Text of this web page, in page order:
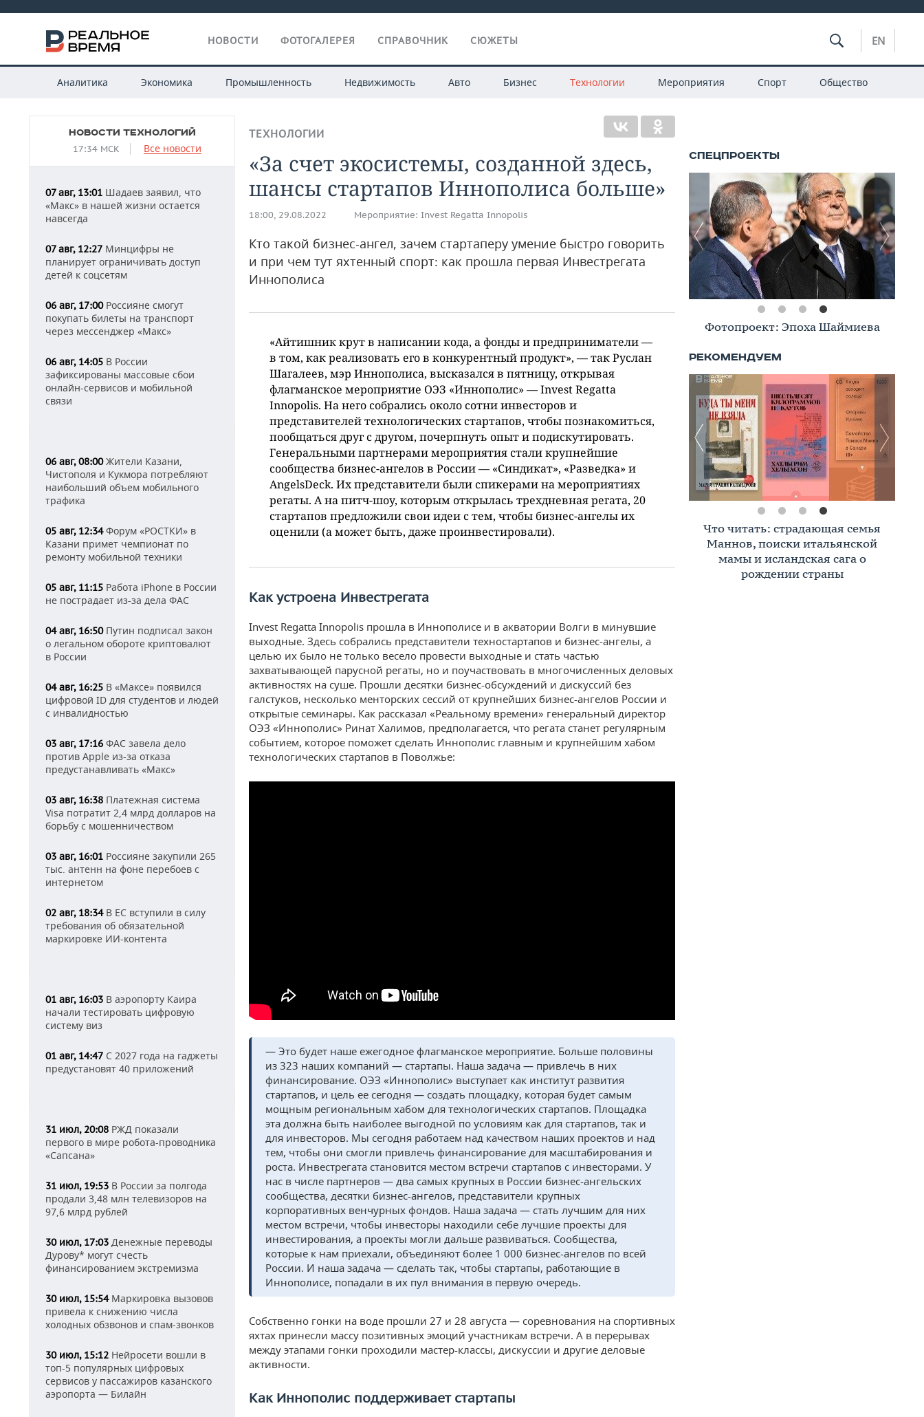
НОВОСТИ ФОТОГАЛЕРЕЯ СПРАВОЧНИК СЮЖЕТЫ EN
Аналитика Экономика Промышленность Недвижимость Авто Бизнес Технологии Мероприятия Спорт Общество
НОВОСТИ ТЕХНОЛОГИЙ
17:34 МСК Все новости
07 авг, 13:01 Шадаев заявил, что
«Макс» в нашей жизни остается
навсегда
07 авг, 12:27 Минцифры не
планирует ограничивать доступ
детей к соцсетям
06 авг, 17:00Россияне смогут
покупать билеты на транспорт
через мессенджер «Макс»
06 авг, 14:05 В России
зафиксированы массовые сбои
онлайн-сервисов и мобильной
связи
06 авг, 08:00Жители Казани,
Чистополя и Кукмора потребляют
наибольший объем мобильного
трафика
05 авг, 12:34Форум «РОСТКИ» в
Казани примет чемпионат по
ремонту мобильной техники
05 авг, 11:15 Работа iPhone в России
не пострадает из-за дела ФАС
04 авг, 16:50Путин подписал закон
о легальном обороте криптовалют
в России
04 авг, 16:25 В «Максе» появился
цифровой ID для студентов и людей
с инвалидностью
03 авг, 17:16 ФАС завела дело
против Apple из-за отказа
предустанавливать «Макс»
03 авг, 16:38 Платежная система
Visa потратит 2,4 млрд долларов на
борьбу с мошенничеством
03 авг, 16:01 Россияне закупили 265
тыс. антенн на фоне перебоев с
интернетом
02 авг, 18:34В ЕС вступили в силу
требования об обязательной
маркировке ИИ-контента
01 авг, 16:03 В аэропорту Каира
начали тестировать цифровую
систему виз
01 авг, 14:47 С 2027 года на гаджеты
предустановят 40 приложений
31 июл, 20:08 РЖД показали
первого в мире робота-проводника
«Сапсана»
31 июл, 19:53 В России за полгода
продали 3,48 млн телевизоров на
97,6 млрд рублей
30 июл, 17:03 Денежные переводы
Дурову* могут счесть
финансированием экстремизма
30 июл, 15:54Маркировка вызовов
привела к снижению числа
холодных обзвонов и спам-звонков
30 июл, 15:12 Нейросети вошли в
топ-5 популярных цифровых
сервисов у пассажиров казанского
аэропорта — Билайн
ТЕХНОЛОГИИ
«За счет экосистемы, созданной здесь,
шансы стартапов Иннополиса больше»
18:00, 29.08.2022 Мероприятие: Invest Regatta Innopolis
Кто такой бизнес-ангел, зачем стартаперу умение быстро говорить
и при чем тут яхтенный спорт: как прошла первая Инвестрегата
Иннополиса
«Айтишник крут в написании кода, а фонды и предприниматели —
в том, как реализовать его в конкурентный продукт», — так Руслан
Шагалеев, мэр Иннополиса, высказался в пятницу, открывая
флагманское мероприятие ОЭЗ «Иннополис» — Invest Regatta
Innopolis. На него собрались около сотни инвесторов и
представителей технологических стартапов, чтобы познакомиться,
пообщаться друг с другом, почерпнуть опыт и подискутировать.
Генеральными партнерами мероприятия стали крупнейшие
сообщества бизнес-ангелов в России — «Синдикат», «Разведка» и
AngelsDeck. Их представители были спикерами на мероприятиях
регаты. А на питч-шоу, которым открылась трехдневная регата, 20
стартапов предложили свои идеи с тем, чтобы бизнес-ангелы их
оценили (а может быть, даже проинвестировали).
Как устроена Инвестрегата
Invest Regatta Innopolis прошла в Иннополисе и в акватории Волги в минувшие
выходные. Здесь собрались представители техностартапов и бизнес-ангелы, а
целью их было не только весело провести выходные и стать частью
захватывающей парусной регаты, но и поучаствовать в многочисленных деловых
активностях на суше. Прошли десятки бизнес-обсуждений и дискуссий без
галстуков, несколько менторских сессий от крупнейших бизнес-ангелов России и
открытые семинары. Как рассказал «Реальному времени» генеральный директор
ОЭЗ «Иннополис» Ринат Халимов, предполагается, что регата станет регулярным
событием, которое поможет сделать Иннополис главным и крупнейшим хабом
технологических стартапов в Поволжье:
— Это будет наше ежегодное флагманское мероприятие. Больше половины
из 323 наших компаний — стартапы. Наша задача — привлечь в них
финансирование. ОЭЗ «Иннополис» выступает как институт развития
стартапов, и цель ее сегодня — создать площадку, которая будет самым
мощным региональным хабом для технологических стартапов. Площадка
эта должна быть наиболее выгодной по условиям как для стартапов, так и
для инвесторов. Мы сегодня работаем над качеством наших проектов и над
тем, чтобы они смогли привлечь финансирование для масштабирования и
роста. Инвестрегата становится местом встречи стартапов с инвесторами. У
нас в числе партнеров — два самых крупных в России бизнес-ангельских
сообщества, десятки бизнес-ангелов, представители крупных
корпоративных венчурных фондов. Наша задача — стать лучшим для них
местом встречи, чтобы инвесторы находили себе лучшие проекты для
инвестирования, а проекты могли дальше развиваться. Сообщества,
которые к нам приехали, объединяют более 1 000 бизнес-ангелов по всей
России. И наша задача — сделать так, чтобы стартапы, работающие в
Иннополисе, попадали в их пул внимания в первую очередь.
Собственно гонки на воде прошли 27 и 28 августа — соревнования на спортивных
яхтах принесли массу позитивных эмоций участникам встречи. А в перерывах
между этапами гонки проходили мастер-классы, дискуссии и другие деловые
активности.
Как Иннополис поддерживает стартапы
Фотопроект: Эпоха Шаймиева
Что читать: страдающая семья
Маннов, поиски итальянской
мамы и исландская сага о
рождении страны